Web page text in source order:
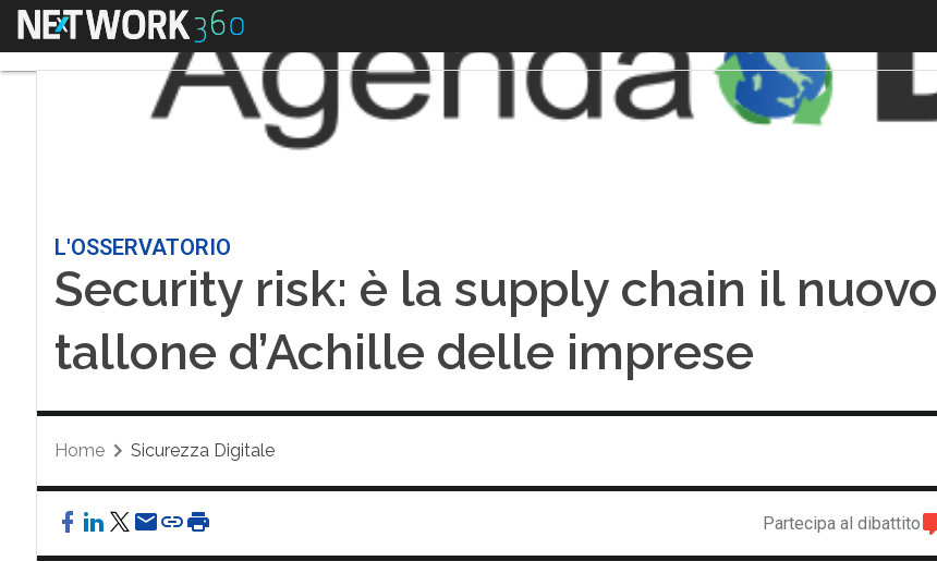
Menu
L'OSSERVATORIO
Security risk: è la supply chain il nuovo
tallone d’Achille delle imprese
Home Sicurezza Digitale
Partecipa al dibattito